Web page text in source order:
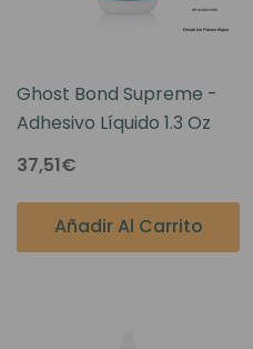
Ghost Bond Supreme -
Adhesivo Líquido 1.3 Oz
37,51€
Añadir Al Carrito